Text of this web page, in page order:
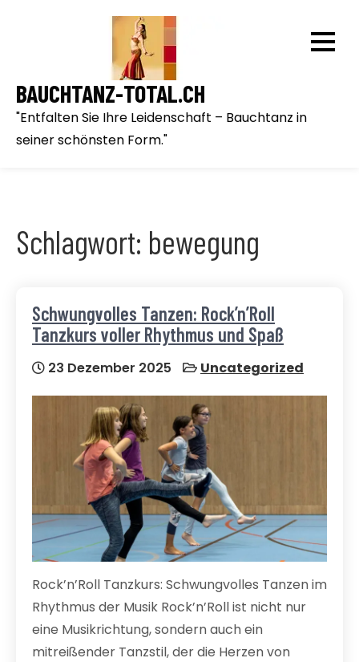
BAUCHTANZ-TOTAL.CH
"Entfalten Sie Ihre Leidenschaft – Bauchtanz in
seiner schönsten Form."
Schlagwort: bewegung
Schwungvolles Tanzen: Rock’n’Roll
Tanzkurs voller Rhythmus und Spaß
23 Dezember 2025 Uncategorized
Rock’n’Roll Tanzkurs: Schwungvolles Tanzen im
Rhythmus der Musik Rock’n’Roll ist nicht nur
eine Musikrichtung, sondern auch ein
mitreißender Tanzstil, der die Herzen von